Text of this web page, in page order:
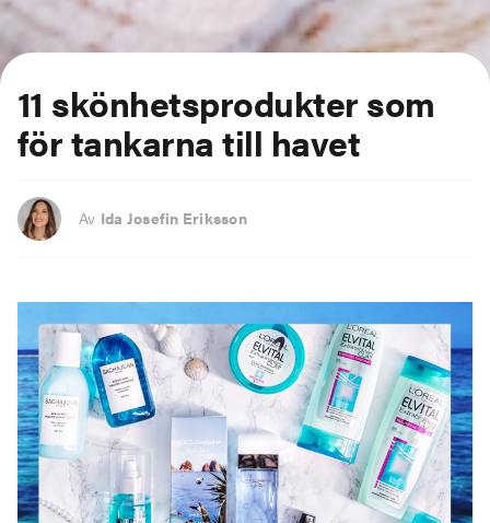
11 skönhetsprodukter som
för tankarna till havet
Av Ida Josefin Eriksson